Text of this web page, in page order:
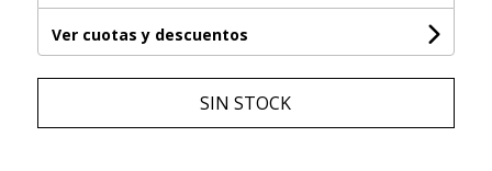
Ver cuotas y descuentos
SIN STOCK